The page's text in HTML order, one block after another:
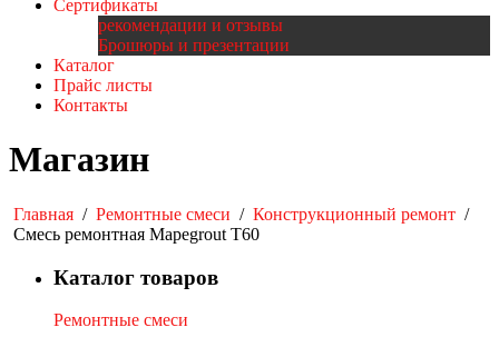
Сертификаты
рекомендации и отзывы
Брошюры и презентации
Каталог
Прайс листы
Контакты
Магазин
Главная / Ремонтные смеси / Конструкционный ремонт /
Смесь ремонтная Mapegrout T60
Каталог товаров
Ремонтные смеси